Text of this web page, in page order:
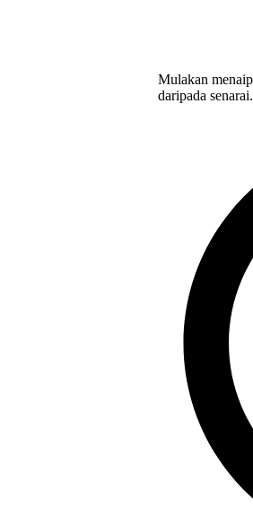
Mulakan
daripada senarai.